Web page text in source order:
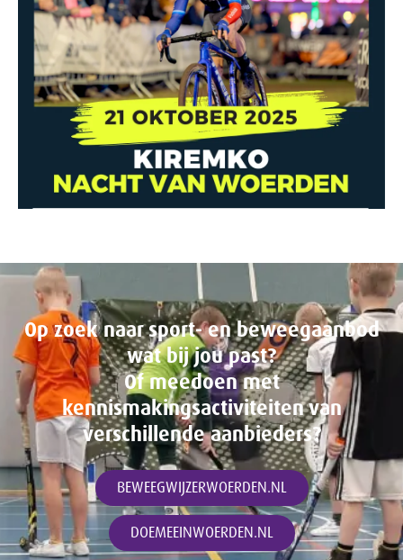
Op zoek naar sport- en beweegaanbod
wat bij jou past?
Of meedoen met
kennismakingsactiviteiten van
verschillende aanbieders?
BEWEEGWIJZERWOERDEN.NL
DOEMEEINWOERDEN.NL